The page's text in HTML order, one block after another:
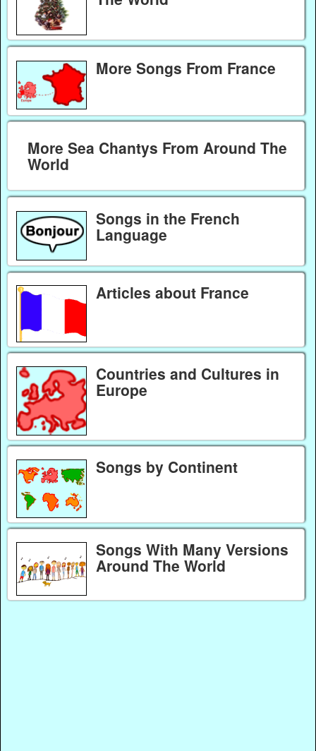
More Songs From France
More Sea Chantys From Around The
World
Songs in the French
Language
Articles about France
Countries and Cultures in
Europe
Songs by Continent
Songs With Many Versions
Around The World